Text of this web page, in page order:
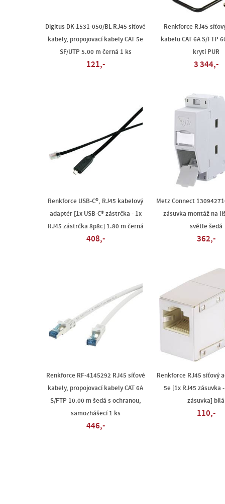
Digitus DK-1531-050/BL RJ45 síťové
kabely, propojovací kabely CAT 5e
SF/UTP 5.00 m černá 1 ks
121,-
Renkforce RJ45
kabelu CAT 6A S/FTP
krytí PUR
3 344,-
Renkforce USB-C®, RJ45 kabelový
adaptér [1x USB-C® zástrčka - 1x
RJ45 zástrčka 8p8c] 1.80 m černá
408,-
Metz Connect
zásuvka montáž na
světle šedá
362,-
Renkforce RF-4145292 RJ45 síťové
kabely, propojovací kabely CAT 6A
S/FTP 10.00 m šedá s ochranou,
samozhášecí 1 ks
446,-
Renkforce RJ45 síťový
5e [1x RJ45 zásuvka
zásuvka] bílá
110,-